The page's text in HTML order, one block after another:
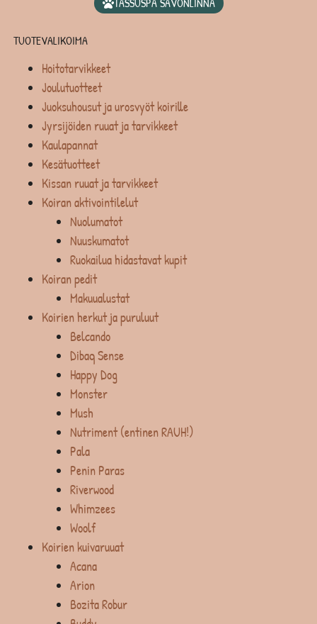
TUOTEVALIKOIMA
Hoitotarvikkeet
Joulutuotteet
Juoksuhousut ja urosvyöt koirille
Jyrsijöiden ruuat ja tarvikkeet
Kaulapannat
Kesätuotteet
Kissan ruuat ja tarvikkeet
Koiran aktivointilelut
Nuolumatot
Nuuskumatot
Ruokailua hidastavat kupit
Koiran pedit
Makuualustat
Koirien herkut ja puruluut
Belcando
Dibaq Sense
Happy Dog
Monster
Mush
Nutriment (entinen RAUH!)
Pala
Penin Paras
Riverwood
Whimzees
Woolf
Koirien kuivaruuat
Acana
Arion
Bozita Robur